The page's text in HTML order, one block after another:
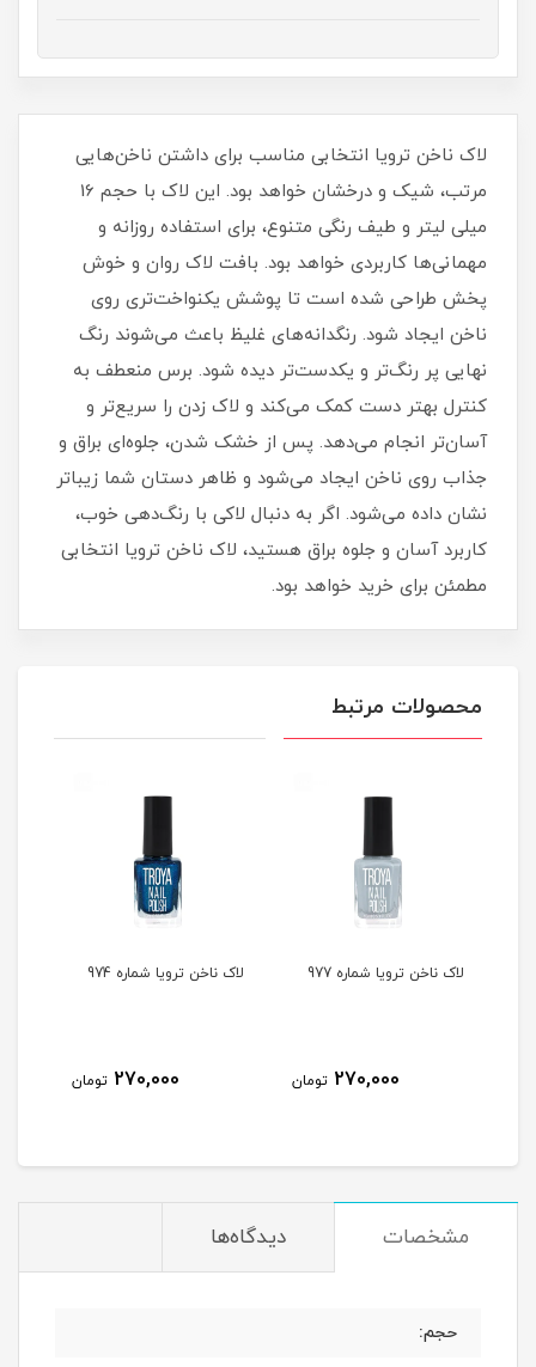
لاک ناخن ترویا انتخابی مناسب برای داشتن ناخن‌هایی
مرتب، شیک و درخشان خواهد بود. این لاک با حجم 16
میلی‌ لیتر و طیف رنگی متنوع، برای استفاده روزانه و
مهمانی‌ها کاربردی خواهد بود. بافت لاک روان و خوش‌
پخش طراحی شده است تا پوشش یکنواخت‌تری روی
ناخن ایجاد شود. رنگدانه‌های غلیظ باعث می‌شوند رنگ
نهایی پر رنگ‌تر و یکدست‌تر دیده شود. برس منعطف به
کنترل بهتر دست کمک می‌کند و لاک زدن را سریع‌تر و
آسان‌تر انجام می‌دهد. پس از خشک شدن، جلوه‌ای براق و
جذاب روی ناخن ایجاد می‌شود و ظاهر دستان شما زیباتر
نشان داده می‌شود. اگر به دنبال لاکی با رنگ‌دهی خوب،
کاربرد آسان و جلوه براق هستید، لاک ناخن ترویا انتخابی
مطمئن برای خرید خواهد بود.
محصولات مرتبط
لاک ناخن ترویا شماره 977
270,000 تومان
لاک ناخن ترویا شماره 974
270,000 تومان
مشخصات دیدگاه‌ها
حجم: